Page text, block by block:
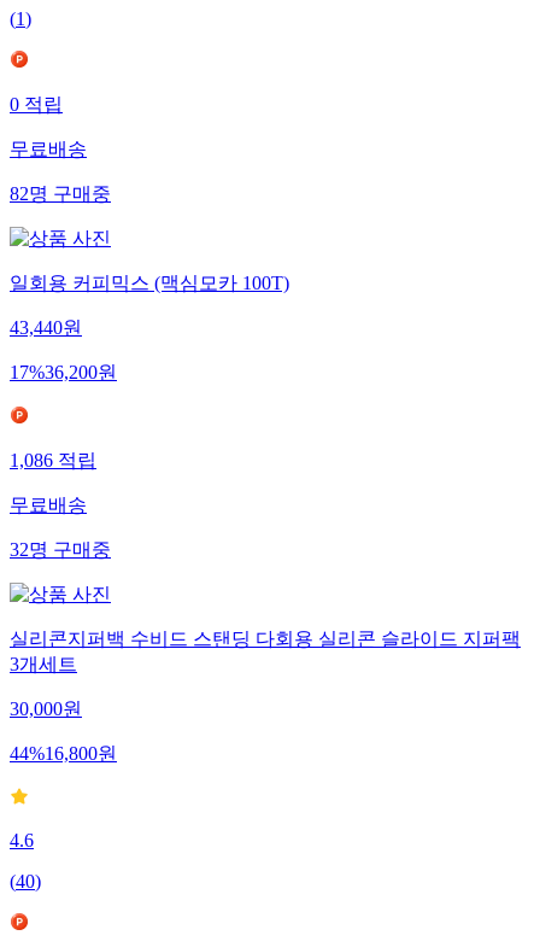
(1)
0적립
무료배송
82명구매중
일회용 커피믹스 (맥심모카 100T)
43,440원
17%36,200원
1,086적립
무료배송
32명구매중
실리콘지퍼백 수비드 스탠딩 다회용 실리콘 슬라이드 지퍼팩
3개세트
30,000원
44%16,800원
4.6
(40)